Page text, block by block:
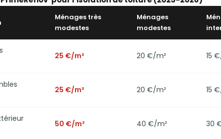
Ménages très
modestes
Ménages
modestes
25 €/m² 20 €/m² 15
25 €/m² 20 €/m² 15
50 €/m² 40 €/m² 30